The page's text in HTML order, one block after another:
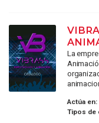
La
Actúa en:
Tipos de